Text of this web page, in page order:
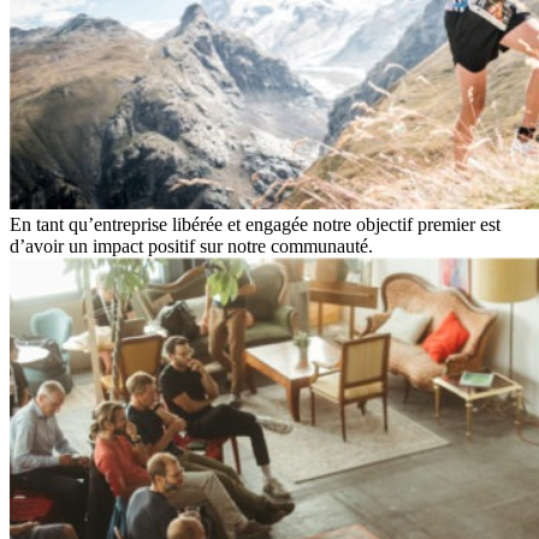
En tant qu’entreprise libérée et engagée notre objectif premier est
d’avoir un impact positif sur notre communauté.